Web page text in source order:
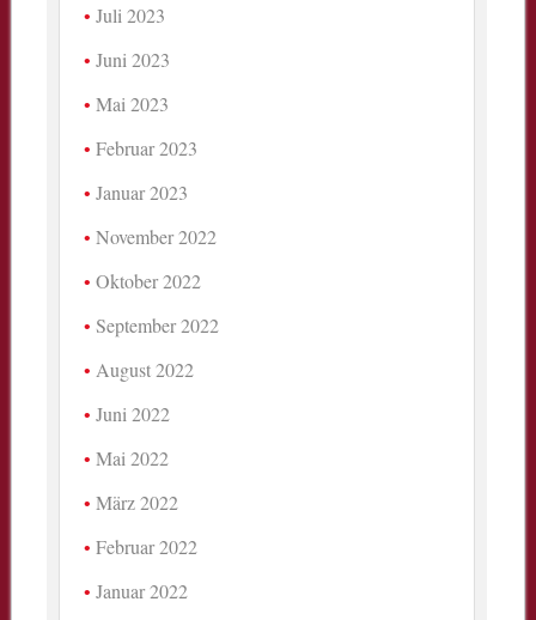
Juli 2023
Juni 2023
Mai 2023
Februar 2023
Januar 2023
November 2022
Oktober 2022
September 2022
August 2022
Juni 2022
Mai 2022
März 2022
Februar 2022
Januar 2022